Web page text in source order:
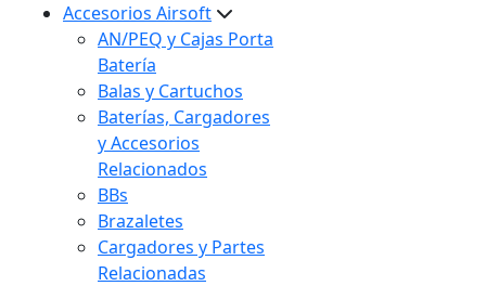
Accesorios Airsoft
AN/PEQ y Cajas Porta
Batería
Balas y Cartuchos
Baterías, Cargadores
y Accesorios
Relacionados
BBs
Brazaletes
Cargadores y Partes
Relacionadas